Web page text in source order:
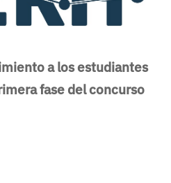
a los estudiantes
fase del concurso